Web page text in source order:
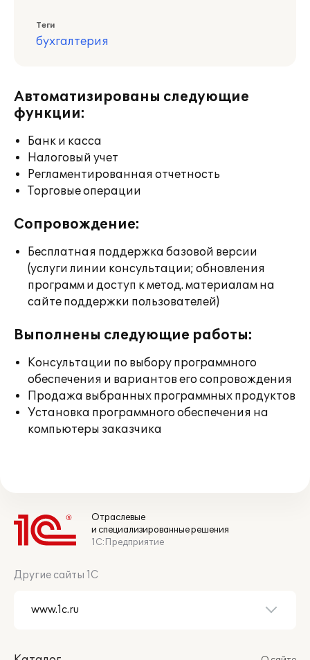
Теги
бухгалтерия
Автоматизированы следующие
функции:
Банк и касса
Налоговый учет
Регламентированная отчетность
Торговые операции
Сопровождение:
Бесплатная поддержка базовой версии
(услуги линии консультации; обновления
программ и доступ к метод. материалам на
сайте поддержки пользователей)
Выполнены следующие работы:
Консультации по выбору программного
обеспечения и вариантов его сопровождения
Продажа выбранных программных продуктов
Установка программного обеспечения на
компьютеры заказчика
Отраслевые
и специализированные решения
1С:Предприятие
Другие сайты 1С